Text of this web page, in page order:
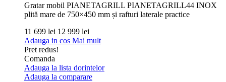
Gratar mobil PIANETAGRILL PIANETAGRILL44 INOX
plită mare de 750×450 mm și rafturi laterale practice
11 699 lei 12 999 lei
Adauga in cos Mai mult
Pret redus!
Comanda
Adauga la lista dorintelor
Adauga la comparare